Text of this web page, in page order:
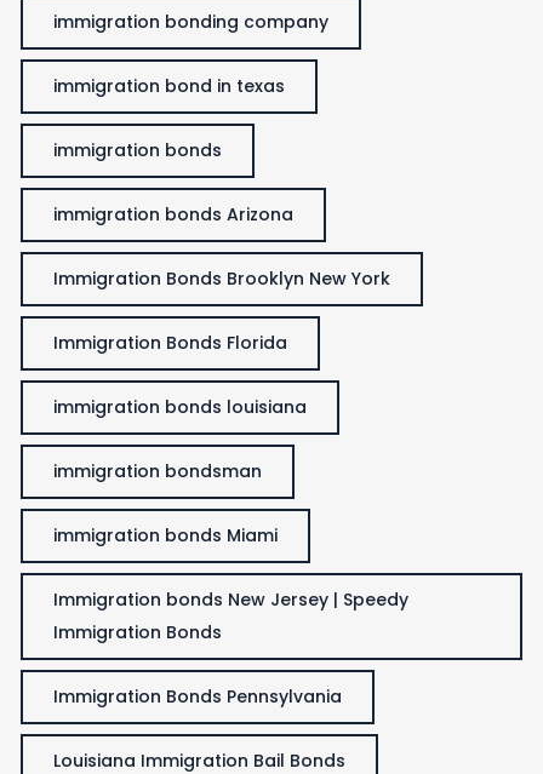
immigration bonding company
immigration bond in texas
immigration bonds
immigration bonds Arizona
Immigration Bonds Brooklyn New York
Immigration Bonds Florida
immigration bonds louisiana
immigration bondsman
immigration bonds Miami
Immigration bonds New Jersey | Speedy
Immigration Bonds
Immigration Bonds Pennsylvania
Louisiana Immigration Bail Bonds